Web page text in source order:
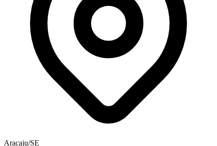
Aracaju/SE